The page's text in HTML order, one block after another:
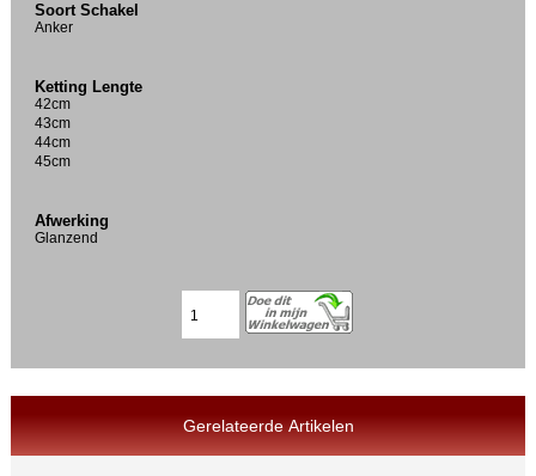
Soort Schakel
Anker
Ketting Lengte
42cm
43cm
44cm
45cm
Afwerking
Glanzend
Gerelateerde Artikelen